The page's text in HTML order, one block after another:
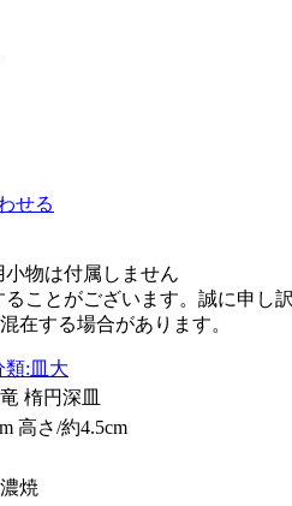
せる
物は付属しません
ことがございます。誠に申し
在する場合があります。
類:皿大
楕円深皿
高さ/約4.5cm
焼